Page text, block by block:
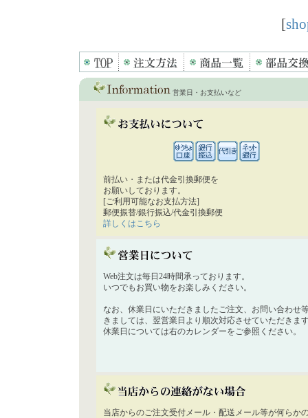
[
営業日・お支払いなど
前払い・または代金引換郵便を
お願いしております。
[ご利用可能なお支払方法]
郵便振替/銀行振込/代金引換郵便
詳しくはこちら
Web注文は毎日24時間承っております。
いつでもお買い物をお楽しみください。
なお、休業日にいただきましたご注文、お問い合わせ
きましては、翌営業日より順次対応させていただきま
休業日については右のカレンダーをご参照ください。
当店からのご注文受付メール・配送メール等が何らか